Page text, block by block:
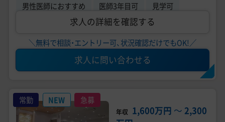
男性医師におすすめ
医師3年目可 見学可
求人の詳細を確認する
＼無料で相談・エントリー可、状況確認だけでもOK!／
求人に問い合わせる
常勤 NEW 急募
年収 1,600万円 〜 2,300